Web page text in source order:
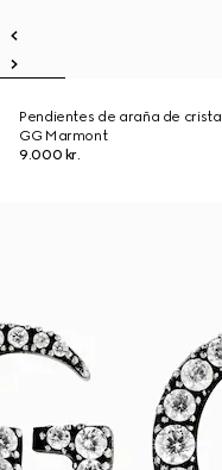
Pendientes de araña de cristal
GG Marmont
9.000 kr.